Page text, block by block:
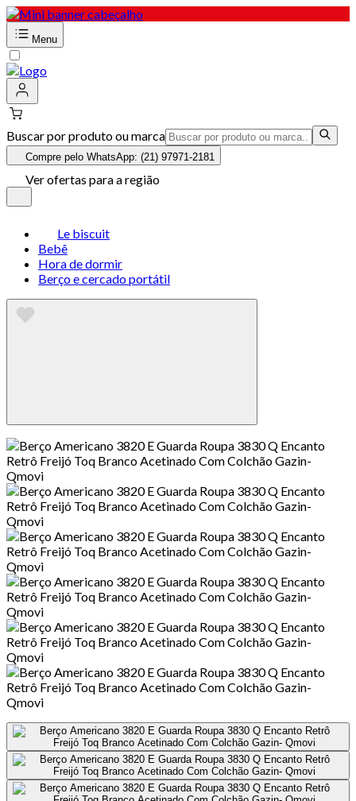
Menu
Buscar por produto ou marca
Compre pelo WhatsApp: (21) 97971-2181
Ver ofertas para a região
Le biscuit
Bebê
Hora de dormir
Berço e cercado portátil